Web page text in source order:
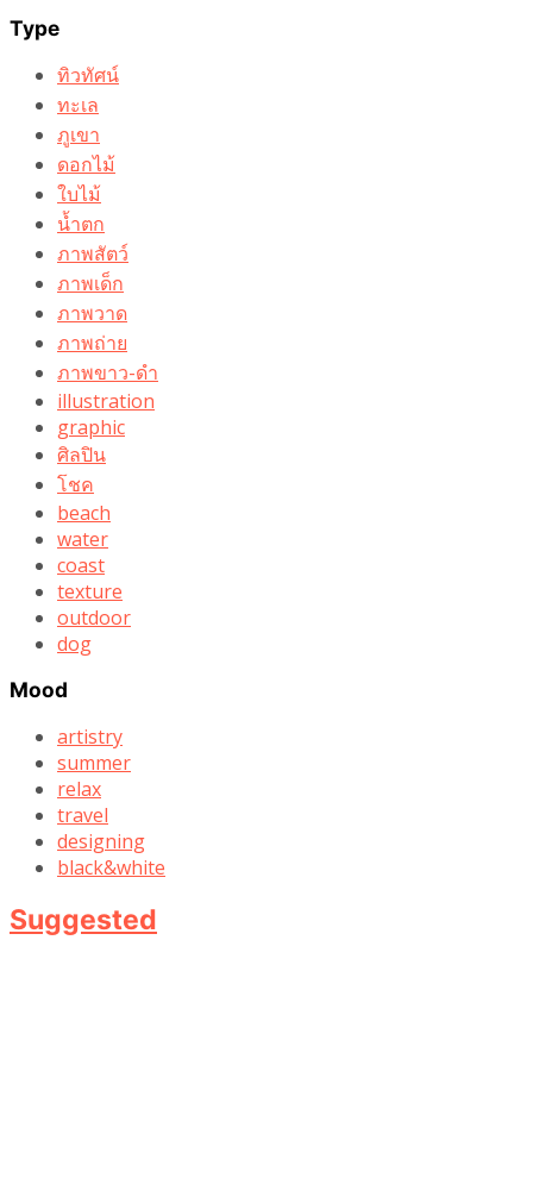
Type
ทิวทัศน์
ทะเล
ภูเขา
ดอกไม้
ใบไม้
น้ำตก
ภาพสัตว์
ภาพเด็ก
ภาพวาด
ภาพถ่าย
ภาพขาว-ดำ
illustration
graphic
ศิลปิน
โชค
beach
water
coast
texture
outdoor
dog
Mood
artistry
summer
relax
travel
designing
black&white
Suggested